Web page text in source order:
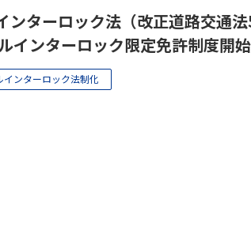
ンターロック法（改正道路交通
インターロック限定免許制度開始
インターロック法制化